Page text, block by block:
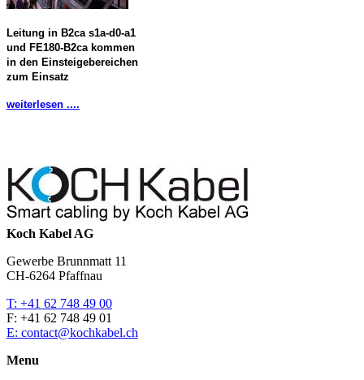
Leitung in B2ca s1a-d0-a1
und FE180-B2ca kommen
in den Einsteigebereichen
zum Einsatz
weiterlesen ....
Koch Kabel AG
Gewerbe Brunnmatt 11
CH-6264 Pfaffnau
T: +41 62 748 49 00
F: +41 62 748 49 01
E: contact@kochkabel.ch
Menu